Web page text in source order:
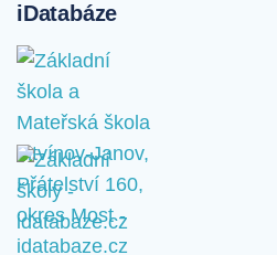
iDatabáze